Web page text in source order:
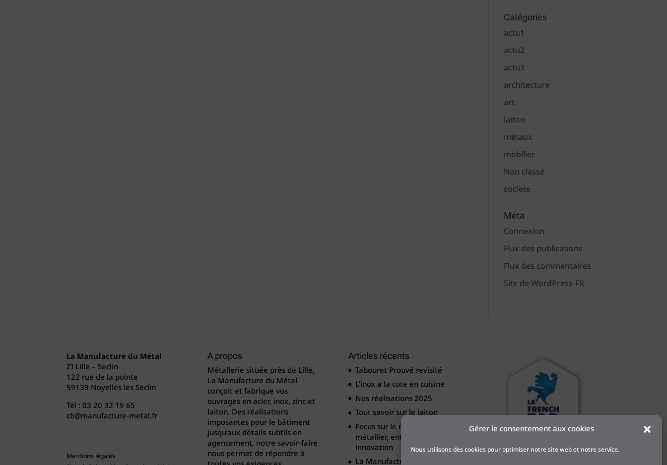
Gérer le consentement aux cookies
Nous utilisons des cookies pour optimiser notre site web et notre service.
Catégories
actu1
actu2
actu3
architecture
art
laiton
métaux
mobilier
Non classé
societe
Méta
Connexion
Flux des publications
Flux des commentaires
Site de WordPress-FR
La Manufacture du Métal
ZI Lille – Seclin
122 rue de la pointe
59139 Noyelles les Seclin
Tél :03 20 32 19 65
cb@manufacture-metal.fr
Mentions légales
A propos
Métallerie située près de Lille,
La Manufacture du Métal
conçoit et fabrique vos
ouvrages en acier, inox, zinc et
laiton. Des réalisations
imposantes pour le bâtiment
jusqu’aux détails subtils en
agencement, notre savoir-faire
nous permet de répondre à
Articles récents
Tabouret Prouvé revisité
L’inox a la cote en cuisine
Nos réalisations 2025
Tout savoir sur le laiton
Focus sur le métier de
métallier, entre tradition et
innovation
La Manufacture du Métal